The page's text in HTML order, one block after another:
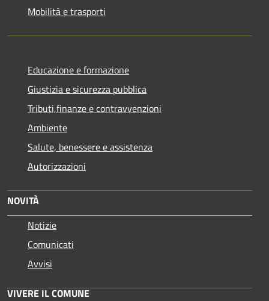
Mobilità e trasporti
Educazione e formazione
Giustizia e sicurezza pubblica
Tributi,finanze e contravvenzioni
Ambiente
Salute, benessere e assistenza
Autorizzazioni
NOVITÀ
Notizie
Comunicati
Avvisi
VIVERE IL COMUNE